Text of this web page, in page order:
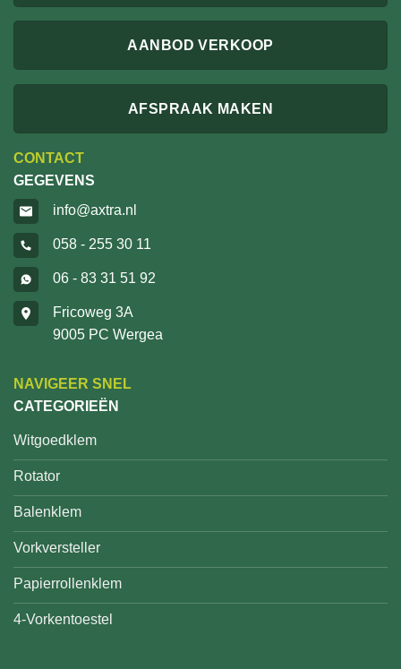
AANBOD VERKOOP
AFSPRAAK MAKEN
CONTACT
GEGEVENS
info@axtra.nl
058 - 255 30 11
06 - 83 31 51 92
Fricoweg 3A
9005 PC Wergea
NAVIGEER SNEL
CATEGORIEËN
Witgoedklem
Rotator
Balenklem
Vorkversteller
Papierrollenklem
4-Vorkentoestel